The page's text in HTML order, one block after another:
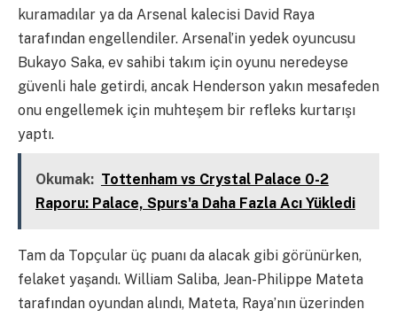
kuramadılar ya da Arsenal kalecisi David Raya
tarafından engellendiler. Arsenal’in yedek oyuncusu
Bukayo Saka, ev sahibi takım için oyunu neredeyse
güvenli hale getirdi, ancak Henderson yakın mesafeden
onu engellemek için muhteşem bir refleks kurtarışı
yaptı.
Okumak: Tottenham vs Crystal Palace 0-2
Raporu: Palace, Spurs'a Daha Fazla Acı Yükledi
Tam da Topçular üç puanı da alacak gibi görünürken,
felaket yaşandı. William Saliba, Jean-Philippe Mateta
tarafından oyundan alındı, Mateta, Raya’nın üzerinden